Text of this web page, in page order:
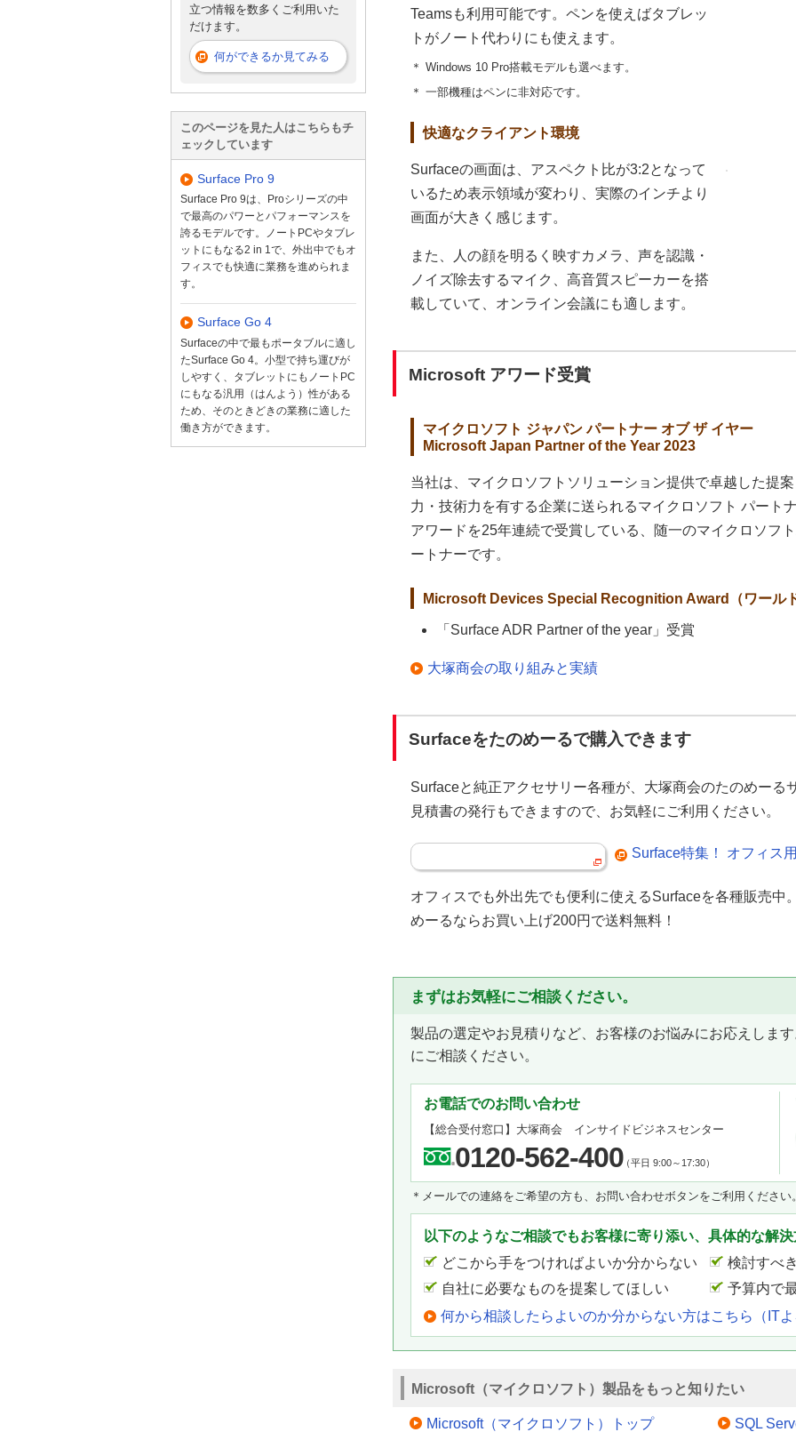
Teamsも利用可能です。ペンを使えばタブレッ
トがノート代わりにも使えます。
＊ Windows 10 Pro搭載モデルも選べます。
＊ 一部機種はペンに非対応です。
快適なクライアント環境
Surfaceの画面は、アスペクト比が3:2となって
いるため表示領域が変わり、実際のインチより
画面が大きく感じます。
また、人の顔を明るく映すカメラ、声を認識・
ノイズ除去するマイク、高音質スピーカーを搭
載していて、オンライン会議にも適します。
Microsoft アワード受賞
マイクロソフト ジャパン パートナー オブ ザ イヤー
Microsoft Japan Partner of the Year 2023
当社は、マイクロソフトソリューション提供で卓越した提案
力・技術力を有する企業に送られるマイクロソフト パート
アワードを25年連続で受賞している、随一のマイクロソフ
ートナーです。
Microsoft Devices Special Recognition Award（ワールド
「Surface ADR Partner of the year」受賞
大塚商会の取り組みと実績
Surfaceをたのめーるで購入できます
Surfaceと純正アクセサリー各種が、大塚商会のたのめーる
見積書の発行もできますので、お気軽にご利用ください。
Surface特集！ オフィス
オフィスでも外出先でも便利に使えるSurfaceを各種販売中
めーるならお買い上げ200円で送料無料！
まずはお気軽にご相談ください。
製品の選定やお見積りなど、お客様のお悩みにお応えしま
にご相談ください。
お電話でのお問い合わせ
【総合受付窓口】大塚商会 インサイドビジネスセンター
0120-562-400（平日 9:00～17:30）
＊メールでの連絡をご希望の方も、お問い合わせボタンをご利用ください。
以下のようなご相談でもお客様に寄り添い、具体的な解
どこから手をつければよいか分からない
検討すべ
自社に必要なものを提案してほしい
予算内で
何から相談したらよいのか分からない方はこちら（ITよ
Microsoft（マイクロソフト）製品をもっと知りたい
Microsoft（マイクロソフト）トップ SQL
立つ情報を数多くご利用いた
だけます。
何ができるか見てみる
このページを見た人はこちらもチ
ェックしています
Surface Pro 9
Surface Pro 9は、Proシリーズの中
で最高のパワーとパフォーマンスを
誇るモデルです。ノートPCやタブレ
ットにもなる2 in 1で、外出中でもオ
フィスでも快適に業務を進められま
す。
Surface Go 4
Surfaceの中で最もポータブルに適し
たSurface Go 4。小型で持ち運びが
しやすく、タブレットにもノートPC
にもなる汎用（はんよう）性がある
ため、そのときどきの業務に適した
働き方ができます。